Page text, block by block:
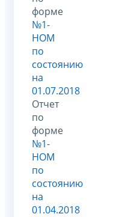
форме
№1-
НОМ
по
состоянию
на
01.07.2018
Отчет
по
форме
№1-
НОМ
по
состоянию
на
01.04.2018